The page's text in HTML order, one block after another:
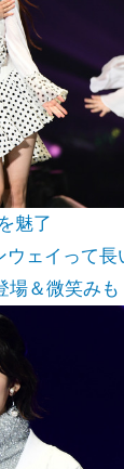
魅了
ェイって長
場＆微笑みも